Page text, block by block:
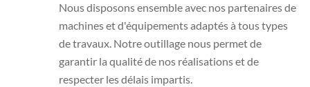
Nous disposons ensemble avec nos partenaires de
machines et d'équipements adaptés à tous types
de travaux. Notre outillage nous permet de
garantir la qualité de nos réalisations et de
respecter les délais impartis.